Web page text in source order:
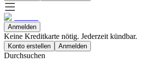
Anmelden
Keine Kreditkarte nötig. Jederzeit kündbar.
Konto erstellen Anmelden
Durchsuchen